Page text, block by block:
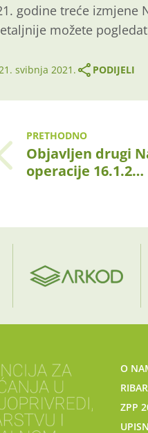
godine treće izmjene
možete
svibnja 2021. PODIJELI
PRETHODNO
Objavljen drugi
operacije 16.1.2…
O
ZPP